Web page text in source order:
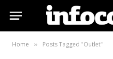
Home » Posts Tagged "Οutlet"